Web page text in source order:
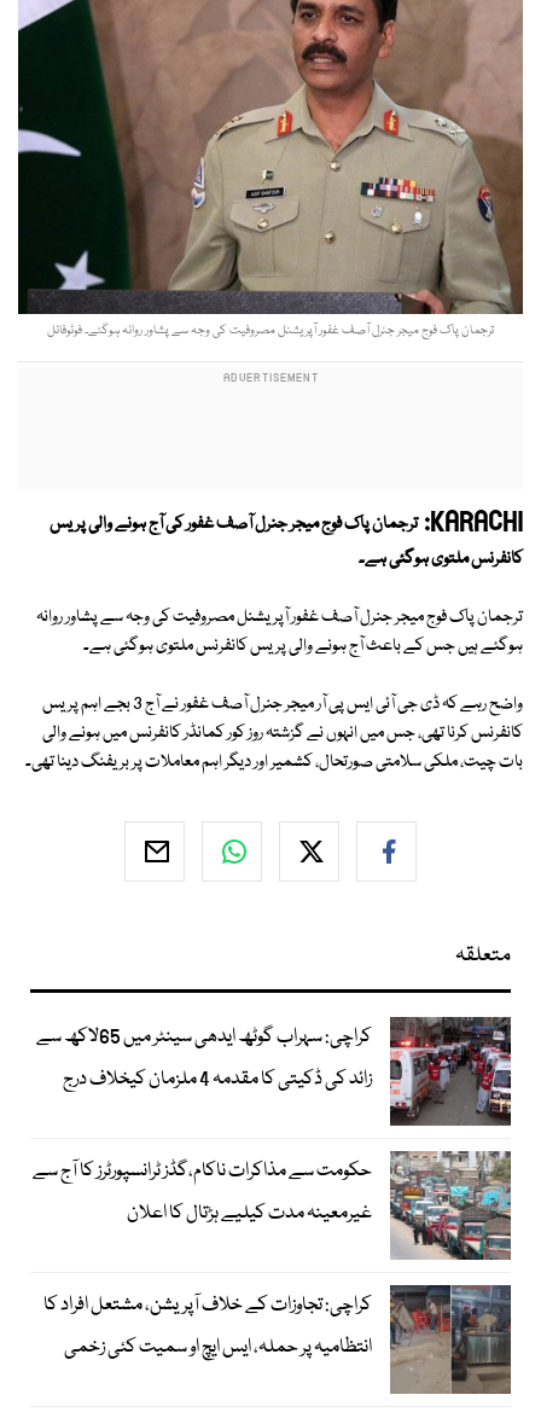
ترجمان پاک فوج میجر جنرل آصف غفور آپریشنل مصروفیت کی وجہ سے پشاور روانہ ہوگئے۔ فوٹوفائل
KARACHI: ترجمان پاک فوج میجر جنرل آصف غفور کی آج ہونے والی پریس
کانفرنس ملتوی ہوگئی ہے۔
ترجمان پاک فوج میجر جنرل آصف غفور آپریشنل مصروفیت کی وجہ سے پشاور روانہ
ہوگئے ہیں جس کے باعث آج ہونے والی پریس کانفرنس ملتوی ہوگئی ہے۔
واضح رہے کہ ڈی جی آئی ایس پی آر میجر جنرل آصف غفور نے آج 3 بجے اہم پریس
کانفرنس کرنا تھی، جس میں انہوں نے گزشتہ روز کور کمانڈر کانفرنس میں ہونے والی
بات چیت، ملکی سلامتی صورتحال، کشمیر اور دیگر اہم معاملات پر بریفنگ دینا تھی۔
متعلقہ
کراچی: سہراب گوٹھ ایدھی سینٹر میں 65لاکھ سے
زائد کی ڈکیتی کا مقدمہ 4 ملزمان کیخلاف درج
حکومت سے مذاکرات ناکام،گڈز ٹرانسپورٹرز کا آج سے
غیرمعینہ مدت کیلیے ہڑتال کا اعلان
کراچی: تجاوزات کے خلاف آپریشن، مشتعل افراد کا
انتظامیہ پر حملہ، ایس ایچ او سمیت کئی زخمی